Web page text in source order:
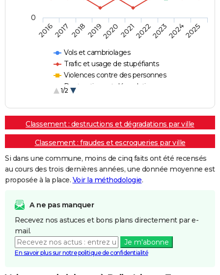
Vols et cambriolages
Trafic et usage de stupéfiants
Violences contre des personnes
Destructions et dégradations
1/2
20162017 20182019202020212022202320242025
0
Classement : destructions et dégradations par ville
Classement : fraudes et escroqueries par ville
Si dans une commune, moins de cinq faits ont été recensés
au cours des trois dernières années, une donnée moyenne est
proposée à la place. Voir la méthodologie.
A ne pas manquer
Recevez nos astuces et bons plans directement par e-
mail.
Je m'abonne
En savoir plus sur notre politique de confidentialité